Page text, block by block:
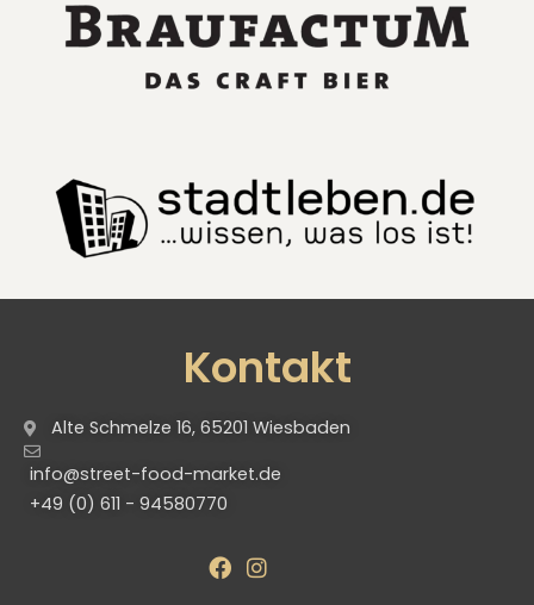
Kontakt
Alte Schmelze 16, 65201 Wiesbaden
info@street-food-market.de
+49 (0) 611 - 94580770